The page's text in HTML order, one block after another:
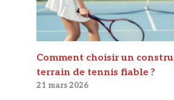
Comment choisir un
terrain de tennis fiable ?
21 mars 2026